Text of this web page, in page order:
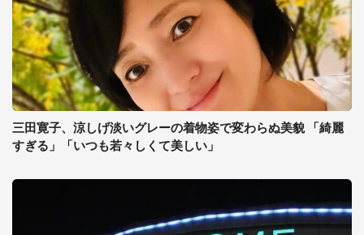
三田寛子、涼しげ淡いグレーの着物姿で変わらぬ美貌 「綺麗
すぎる」「いつも若々しくて美しい」